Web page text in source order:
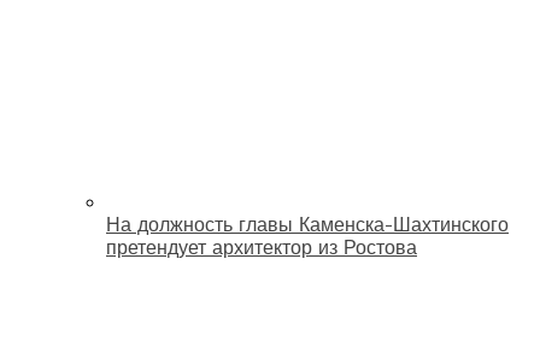
На должность главы Каменска-Шахтинского
претендует архитектор из Ростова